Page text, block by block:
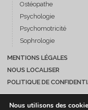
Ostéopathe
Psychologie
Psychomotricité
Sophrologie
MENTIONS LÉGALES
NOUS LOCALISER
POLITIQUE DE
Nous utilisons des